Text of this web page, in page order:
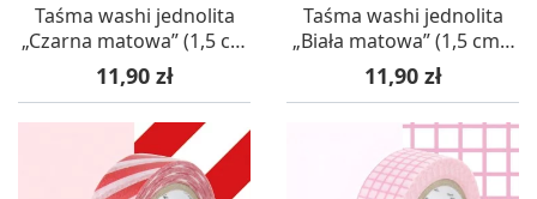
Taśma washi jednolita
„Czarna matowa” (1,5 cm
x 7 m) – mt masking tape
Cena
11,90 zł
Taśma washi jednolita
„Biała matowa” (1,5 cm x
7 m) – mt masking tape
Cena
11,90 zł